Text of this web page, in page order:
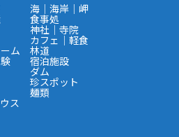
海｜海岸｜岬
食事処
神社｜寺院
カフェ｜軽食
ム 林道
宿泊施設
ダム
珍スポット
麺類
ス